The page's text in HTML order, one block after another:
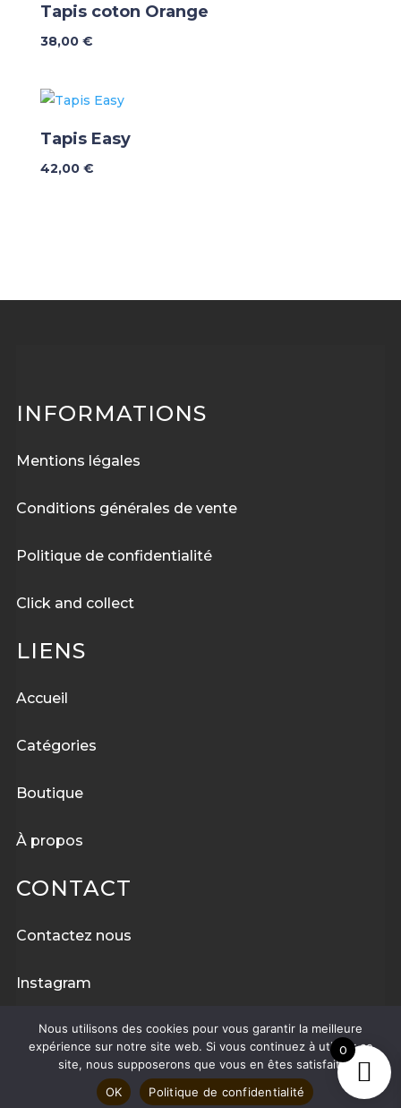
Tapis coton Orange
38,00 €
Tapis Easy
42,00 €
INFORMATIONS
Mentions légales
Conditions générales de vente
Politique de confidentialité
Click and collect
LIENS
Accueil
Catégories
Boutique
Àpropos
CONTACT
Contactez nous
Instagram
Facebook
0
Nous utilisons des cookies pour vous garantir la meilleure
expérience sur notre site web. Si vous continuez à utiliser ce
site, nous supposerons que vous en êtes satisfait.
OK
Politique de confidentialité